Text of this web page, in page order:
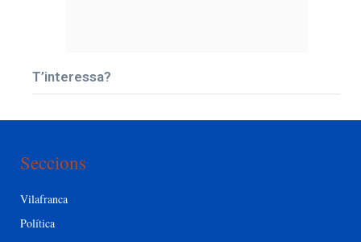
T’interessa?
Seccions
Vilafranca
Política